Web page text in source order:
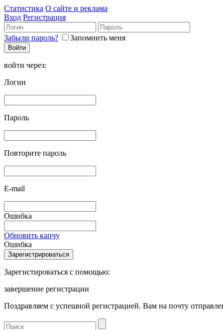
Статистика О сайте и реклама
Вход Регистрация
Забыли пароль? Запомнить меня
войти через:
Логин
Пароль
Повторите пароль
E-mail
Ошибка
Обновить капчу
Ошибка
Зарегистироваться с помощью:
завершение регистрации
Поздравляем с успешной регистрацией. Вам на почту